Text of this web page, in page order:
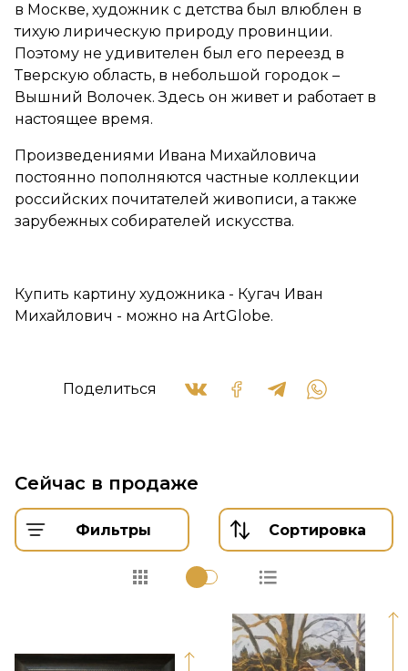
в Москве, художник с детства был влюблен в
тихую лирическую природу провинции.
Поэтому не удивителен был его переезд в
Тверскую область, в небольшой городок –
Вышний Волочек. Здесь он живет и работает в
настоящее время.
Произведениями Ивана Михайловича
постоянно пополняются частные коллекции
российских почитателей живописи, а также
зарубежных собирателей искусства.
Купить картину художника - Кугач Иван
Михайлович - можно на ArtGlobe.
Поделиться
Сейчас в продаже
Фильтры Сортировка